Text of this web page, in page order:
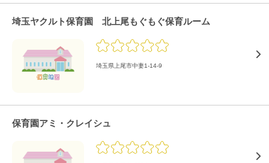
埼玉ヤクルト保育園 北上尾もぐもぐ保育ルーム
埼玉県上尾市中妻1-14-9
保育園アミ・クレイシュ